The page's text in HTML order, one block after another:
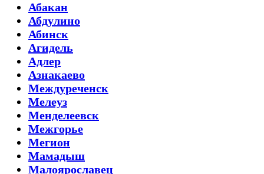
Абакан
Абдулино
Абинск
Агидель
Адлер
Азнакаево
Междуреченск
Мелеуз
Менделеевск
Межгорье
Мегион
Мамадыш
Малоярославец